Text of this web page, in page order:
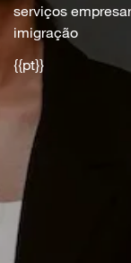
serviços
imigração
{{pt}}